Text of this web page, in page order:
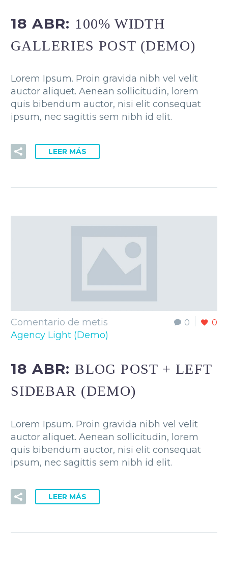
18 ABR: 100% WIDTH
GALLERIES POST (DEMO)
Lorem Ipsum. Proin gravida nibh vel velit
auctor aliquet. Aenean sollicitudin, lorem
quis bibendum auctor, nisi elit consequat
ipsum, nec sagittis sem nibh id elit.
LEER MÁS
0 0
Comentario de metis
Agency Light (Demo)
18 ABR:BLOG POST + LEFT
SIDEBAR (DEMO)
Lorem Ipsum. Proin gravida nibh vel velit
auctor aliquet. Aenean sollicitudin, lorem
quis bibendum auctor, nisi elit consequat
ipsum, nec sagittis sem nibh id elit.
LEER MÁS